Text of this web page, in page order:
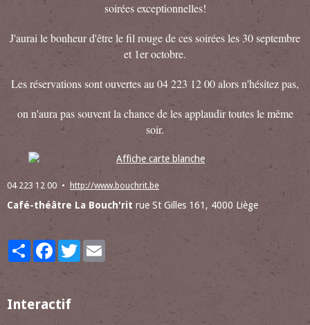
soirées exceptionnelles!
J'aurai le bonheur d'être le fil rouge de ces soirées les 30 septembre
et 1er octobre.
Les réservations sont ouvertes au 04 223 12 00 alors n'hésitez pas,
on n'aura pas souvent la chance de les applaudir toutes le même
soir.
04 223 12 00 http://www.bouchrit.be
Café-théâtre La Bouch'rit rue St Gilles 161, 4000 Liège
PartagerFacebookTwitterEmail
Interactif